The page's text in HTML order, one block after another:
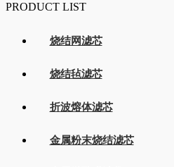
PRODUCT LIST
烧结网滤芯
烧结毡滤芯
折波熔体滤芯
金属粉末烧结滤芯